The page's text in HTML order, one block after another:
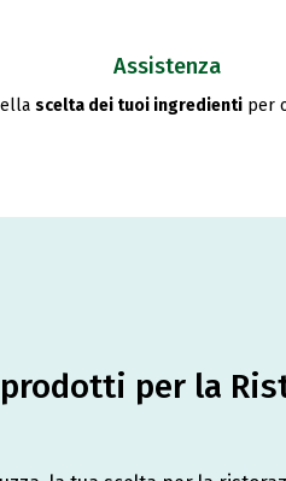
Assistenza
scelta dei tuoi ingredienti per
per la